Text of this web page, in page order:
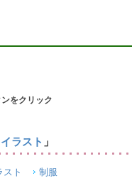
をクリック
ラスト 」
スト
制服